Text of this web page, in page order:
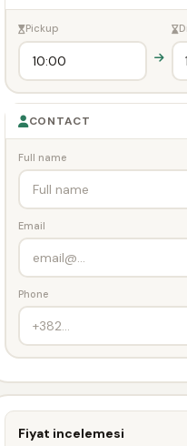
Pickup
CONTACT
Full name
Email
Phone
Fiyat incelemesi